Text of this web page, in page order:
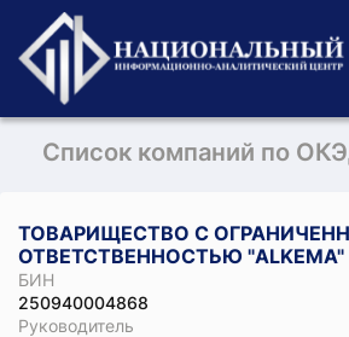
Список компаний по
ТОВАРИЩЕСТВО С
ОТВЕТСТВЕННОСТЬЮ "ALKEMA"
БИН
250940004868
Руководитель